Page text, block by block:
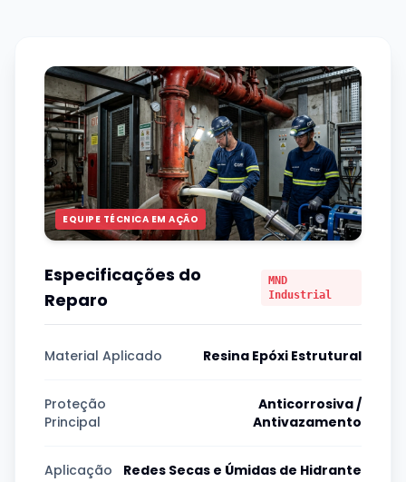
EQUIPE TÉCNICA EM AÇÃO
Especificações do
Reparo
MND
Industrial
Material Aplicado Resina Epóxi Estrutural
Proteção
Principal
Anticorrosiva /
Antivazamento
Aplicação Redes Secas e Úmidas de Hidrante